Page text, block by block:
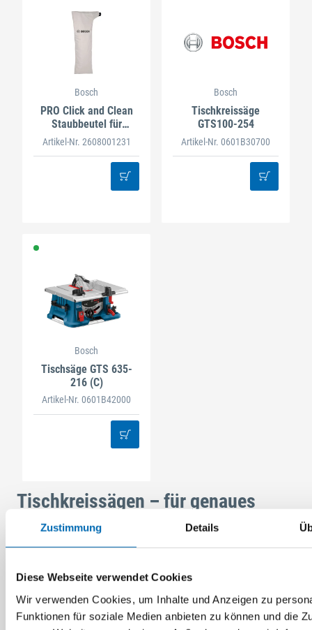
Zustimmung Details
Diese Webseite verwendet Cookies
Wir verwenden Cookies, um Inhalte und Anzeigen zu
Funktionen für soziale Medien anbieten zu können und die
Bosch
PRO Click and Clean
Staubbeutel für
Tischkreissägen
Artikel-Nr. 2608001231
Bosch
Tischkreissäge
GTS100-254
Artikel-Nr. 0601B30700
Bosch
Tischsäge GTS 635-
216 (C)
Artikel-Nr. 0601B42000
Tischkreissägen – für genaues
Arbeiten und präzise Schnitte
jeweiligen Werkstücke voraus. Ob stationär im Betrieb oder
fast alle Gewerke zur Grundausstattung. Mittels Sägeblatt,